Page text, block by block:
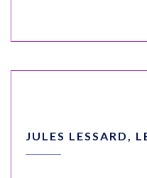
JULES LESSARD,